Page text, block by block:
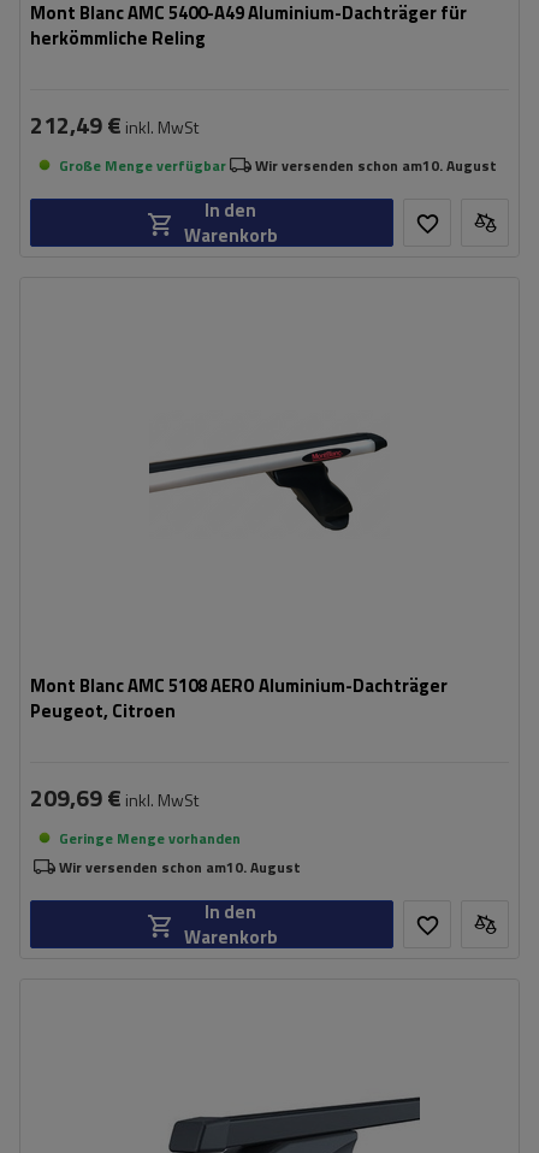
Mont Blanc AMC 5400-A49 Aluminium-Dachträger für
herkömmliche Reling
212,49 € inkl. MwSt
Große Menge verfügbar Wir versenden schon am10. August
In den
Warenkorb
Mont Blanc AMC 5108 AERO Aluminium-Dachträger
Peugeot, Citroen
209,69 € inkl. MwSt
Geringe Menge vorhanden
Wir versenden schon am10. August
In den
Warenkorb